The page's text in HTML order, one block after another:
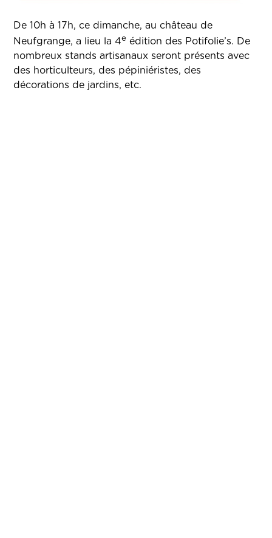
De 10h à 17h, ce dimanche, au château de
Neufgrange, a lieu la 4e édition des Potifolie’s. De
nombreux stands artisanaux seront présents avec
des horticulteurs, des pépiniéristes, des
décorations de jardins, etc.